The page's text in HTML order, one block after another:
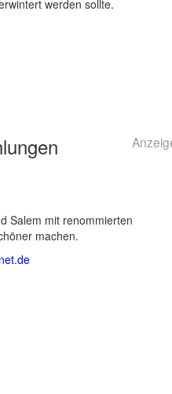
werden sollte.
Salem mit renommierten
machen.